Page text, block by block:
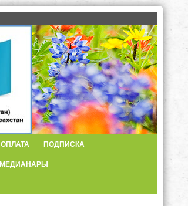
ОПЛАТА ПОДПИСКА
МЕДИАНАРЫ